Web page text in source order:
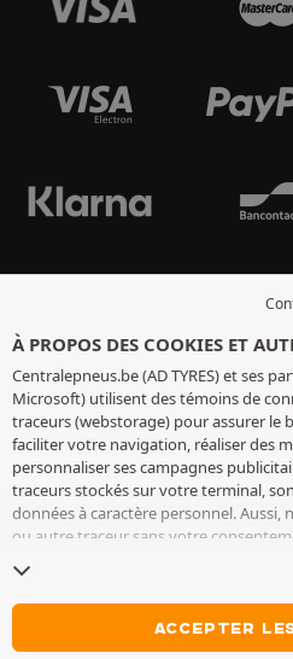
À PROPOS DES COOKIES ET
Centralepneus.be (AD TYRES) et ses
Microsoft) utilisent des témoins de
traceurs (webstorage) pour assurer le
faciliter votre navigation, réaliser des
personnaliser ses campagnes
traceurs stockés sur votre terminal,
données à caractère personnel. Aussi,
ou autre traceur sans votre
conservons votre choix pendant 6
consentement à tout moment en
. Vous pouvez choisir
accepter le dépôt de cookies ou
ACCEPTER